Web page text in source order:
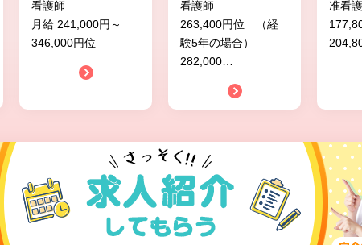
看護師
月給 241,000円～
346,000円位
看護師
263,400円位 （経
験5年の場合）
282,000
准看